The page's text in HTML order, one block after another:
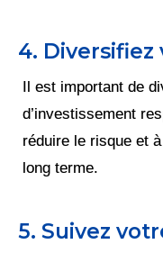
4.
Il est important de
d’investissement
réduire le risque et
long terme.
5. Suivez